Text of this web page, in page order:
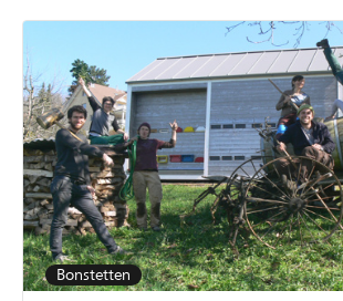
Bonstetten